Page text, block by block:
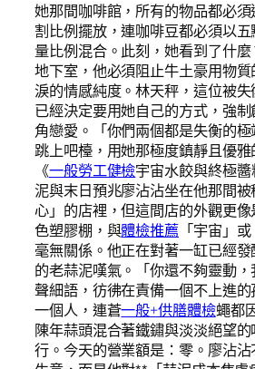
她那間咖啡館，所有的物品都必
割比例擺放，連咖啡豆都必須以
量比例混合。此刻，她看到了什
地下室，他必須阻止牛土豪用物
淚的情感純度。林天秤，這位被失
已經決定要用她自己的方式，強
角戀愛。「你們兩個都是失衡的
跳上吧檯，用她那極度鎮靜且優雅
《一般勞工健檢宇宙水餃與終極
泥與末日預兆廖沾沾坐在他那間
心」的店裡，但這間店的外觀更
色塑膠棚，與體檢推薦 「宇宙」
毫無關係。他正在對著一缸已經
的老蒜泥嘆氣。「你還不夠靈動
聲細語，彷彿在責備一個不上進
一個人，連蒼一般+供膳體檢蠅都
陳年蒜頭混合著鐵鏽與淡淡絕望
行。今天的營業額是：零。廖沾